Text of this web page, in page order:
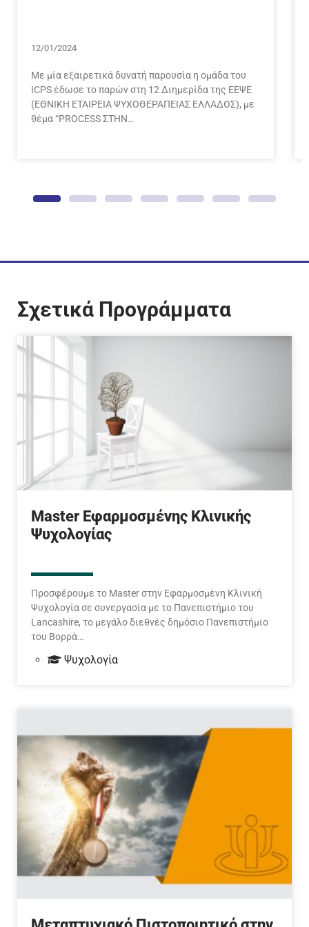
12/01/2024
Με μία εξαιρετικά δυνατή παρουσία η ομάδα του
ICPS έδωσε το παρών στη 12 Διημερίδα της ΕΕΨΕ
(ΕΘΝΙΚΗ ΕΤΑΙΡΕΙΑ ΨΥΧΟΘΕΡΑΠΕΙΑΣ ΕΛΛΑΔΟΣ), με
θέμα “PROCESS ΣΤΗΝ…
Σχετικά Προγράμματα
Master Εφαρμοσμένης Κλινικής
Ψυχολογίας
Προσφέρουμε το Master στην Εφαρμοσμένη Κλινική
Ψυχολογία σε συνεργασία με το Πανεπιστήμιο του
Lancashire, το μεγάλο διεθνές δημόσιο Πανεπιστήμιο
του Βορρά…
Ψυχολογία